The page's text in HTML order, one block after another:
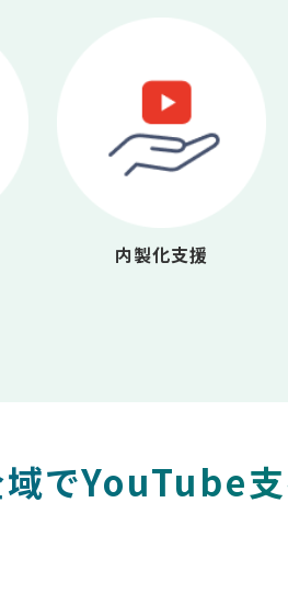
内製化支援
でYouTube支